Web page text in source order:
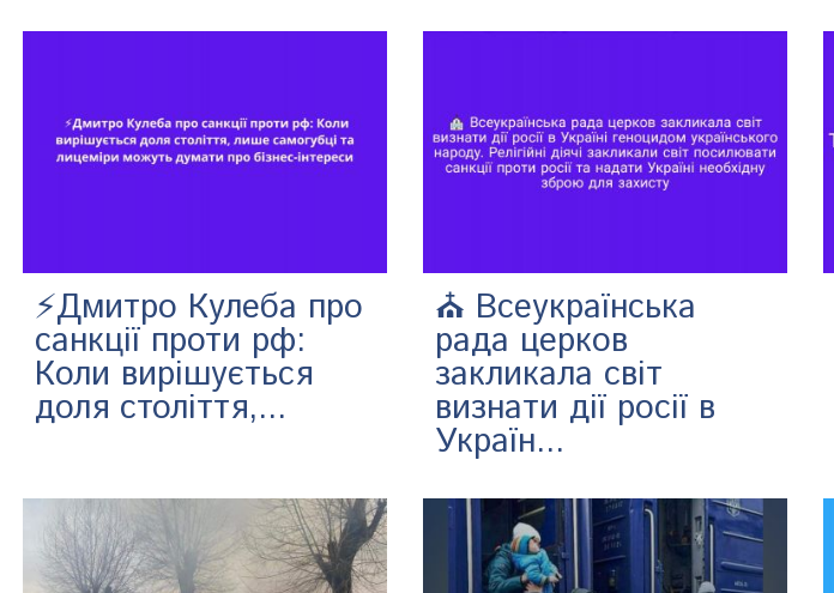
⚡️Дмитро Кулеба про
санкції проти рф:
Коли вирішується
доля століття,...
⛪️ Всеукраїнська
рада церков
закликала світ
визнати дії росії в
Україн...